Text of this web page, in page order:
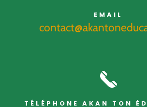
EMAIL
TÉLÉPHONE AKAN TON